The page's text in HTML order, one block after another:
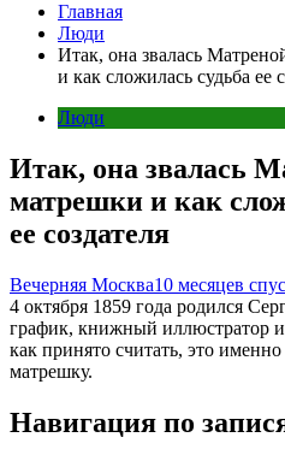
Главная
Люди
Итак, она звалась
и как сложилась судьба ее
Люди
Итак, она звалась
матрешки и как
ее создателя
Вечерняя Москва10 месяцев
4 октября 1859 года родился
график, книжный иллюстратор
как принято считать, это
матрешку.
Навигация по